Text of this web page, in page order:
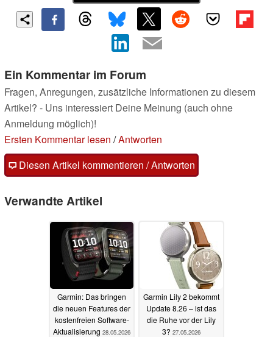
Ein Kommentar im Forum
Fragen, Anregungen, zusätzliche Informationen zu diesem
Artikel? - Uns interessiert Deine Meinung (auch ohne
Anmeldung möglich)!
Ersten Kommentar lesen /Antworten
Diesen Artikel kommentieren / Antworten
Verwandte Artikel
Garmin: Das bringen
die neuen Features der
kostenfreien Software-
Aktualisierung 28.05.2026
Garmin Lily 2 bekommt
Update 8.26 – ist das
die Ruhe vor der Lily
3? 27.05.2026